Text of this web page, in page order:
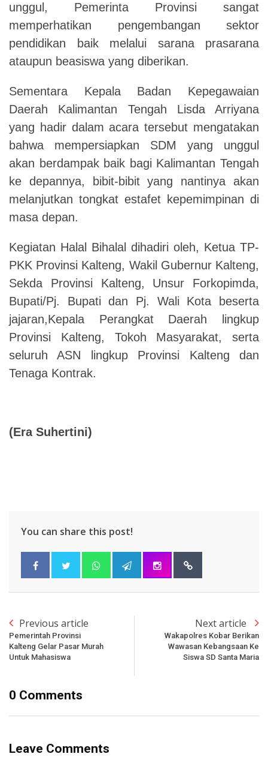
unggul, Pemerinta Provinsi sangat
memperhatikan pengembangan sektor
pendidikan baik melalui sarana prasarana
ataupun beasiswa yang diberikan.
Sementara Kepala Badan Kepegawaian
Daerah Kalimantan Tengah Lisda Arriyana
yang hadir dalam acara tersebut mengatakan
bahwa mempersiapkan SDM yang unggul
akan berdampak baik bagi Kalimantan Tengah
ke depannya, bibit-bibit yang nantinya akan
melanjutkan tongkat estafet kepemimpinan di
masa depan.
Kegiatan Halal Bihalal dihadiri oleh, Ketua TP-
PKK Provinsi Kalteng, Wakil Gubernur Kalteng,
Sekda Provinsi Kalteng, Unsur Forkopimda,
Bupati/Pj. Bupati dan Pj. Wali Kota beserta
jajaran,Kepala Perangkat Daerah lingkup
Provinsi Kalteng, Tokoh Masyarakat, serta
seluruh ASN lingkup Provinsi Kalteng dan
Tenaga Kontrak.
(Era Suhertini)
You can share this post!
Previous article
Pemerintah Provinsi
Kalteng Gelar Pasar Murah
Untuk Mahasiswa
Next article
Wakapolres Kobar Berikan
Wawasan Kebangsaan Ke
Siswa SD Santa Maria
0 Comments
Leave Comments